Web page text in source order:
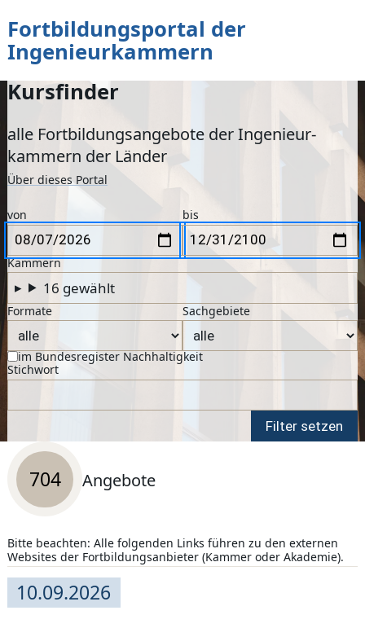
zum Inhalt
Fortbildungsportal der
Ingenieurkammern
Kursfinder
alle Fortbildungs­angebote der Ingenieur­
kammern der Länder
Über dieses Portal
Suchformular
Zeitraum
vonErster Tag bisLetzter Tag
Kammern
16 gewählt
Formate Sachgebiete
im Bundesregister Nachhaltigkeit
Stichwort
Suchergebnis
704
Angebote
Bitte beachten: Alle folgenden Links führen zu den externen
Websites der Fortbildungsanbieter (Kammer oder Akademie).
704 Angebote mit Termin
10.09.2026